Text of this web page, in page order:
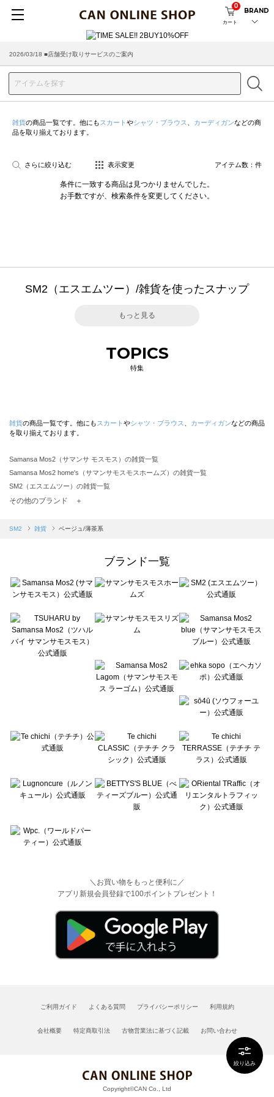
カート
0
BRAND
2026/08/04 ■8/13(木)AM2:00～サイトメンテナンス実施のお知らせ
2026/03/18 ■店舗受け取りサービスのご案内
絞り込み
雑貨の商品一覧です。他にも スカート やシャツ・ブラウス カーディガンなどの商
品を取り揃えております。
さらに絞り込む 表示変更 アイテム数： 件
条件に一致する商品は見つかりませんでした。
お手数ですが、検索条件を変更してください。
SM2（エスエムツー）/雑貨を使ったスナップ
もっと見る
TOPICS
特集
雑貨の商品一覧です。他にも スカート やシャツ・ブラウス カーディガンなどの商品
を取り揃えております。
Samansa Mos2（サマンサ モスモス）の雑貨一覧
Samansa Mos2 home's（サマンサモスモスホームズ）の雑貨一覧
SM2（エスエムツー）の雑貨一覧
TSUHARU by Samansa Mos2（ツハルバイサマンサモスモス）の雑貨一覧
Samansa Mos2 blue（サマンサモスモス ブルー）の雑貨一覧
sō4ū（ソウフォーユー）の雑貨一覧
Te chichi（テチチ）の雑貨一覧
Te chichi CLASSIC（テチチ クラシック）の雑貨一覧
Lugnoncure（ルノンキュール）の雑貨一覧
BETTY'S BLUE（べティーズブルー）の雑貨一覧
Wpc.（ワールドパーティー）の雑貨一覧
その他のブランド ＋
SM2 雑貨 ベージュ/薄茶系
ブランド一覧
＼お買い物をもっと便利に／
アプリ新規会員登録で100ポイントプレゼント！
ご利用ガイド よくある質問 プライバシーポリシー 利用規約
会社概要 特定商取引法 古物営業法に基づく記載 お問い合わせ
Copyright©CAN Co., Ltd